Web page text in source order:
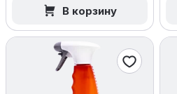
В корзину